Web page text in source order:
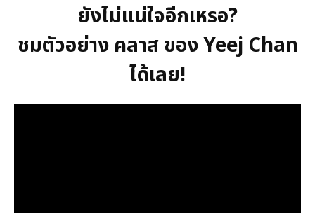
ยังไม่แน่ใจอีกเหรอ?
ชมตัวอย่าง คลาส ของ Yeej Chan
ได้เลย!